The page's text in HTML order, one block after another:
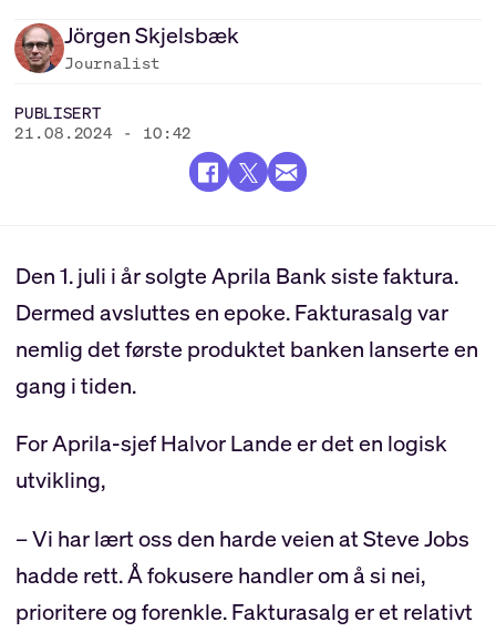
JörgenSkjelsbæk
Journalist
PUBLISERT
21.08.2024 - 10:42
Den 1. juli i år solgte Aprila Bank siste faktura.
Dermed avsluttes en epoke. Fakturasalg var
nemlig det første produktet banken lanserte en
gang i tiden.
For Aprila-sjef Halvor Lande er det en logisk
utvikling,
– Vi har lært oss den harde veien at Steve Jobs
hadde rett. Å fokusere handler om å si nei,
prioritere og forenkle. Fakturasalg er et relativt